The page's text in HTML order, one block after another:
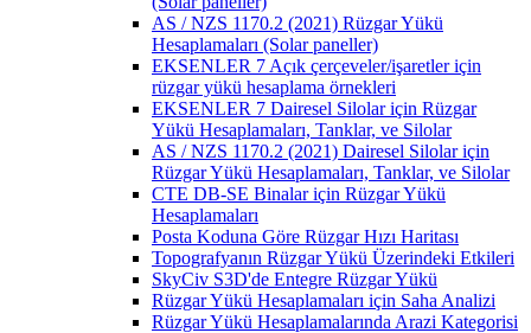
AS / NZS 1170.2 (2021) Rüzgar Yükü
Hesaplamaları (Solar paneller)
EKSENLER 7 Açık çerçeveler/işaretler için
rüzgar yükü hesaplama örnekleri
EKSENLER 7 Dairesel Silolar için Rüzgar
Yükü Hesaplamaları, Tanklar, ve Silolar
AS / NZS 1170.2 (2021) Dairesel Silolar için
Rüzgar Yükü Hesaplamaları, Tanklar, ve Silolar
CTE DB-SE Binalar için Rüzgar Yükü
Hesaplamaları
Posta Koduna Göre Rüzgar Hızı Haritası
Topografyanın Rüzgar Yükü Üzerindeki Etkileri
SkyCiv S3D'de Entegre Rüzgar Yükü
Rüzgar Yükü Hesaplamaları için Saha Analizi
Rüzgar Yükü Hesaplamalarında Arazi Kategorisi